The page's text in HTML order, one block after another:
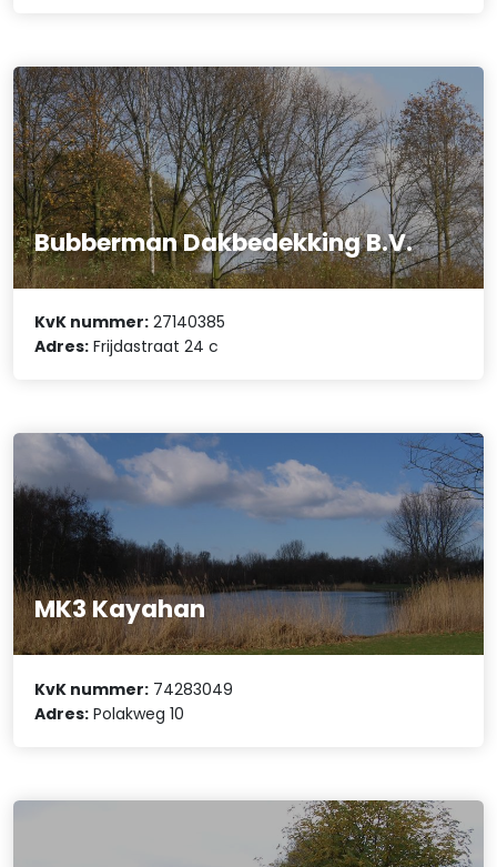
Bubberman Dakbedekking B.V.
KvK nummer: 27140385
Adres: Frijdastraat 24 c
MK3 Kayahan
KvK nummer: 74283049
Adres: Polakweg 10